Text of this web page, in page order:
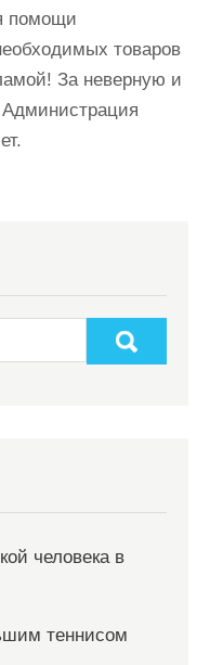
помощи
товаров
За неверную и
человека в
теннисом